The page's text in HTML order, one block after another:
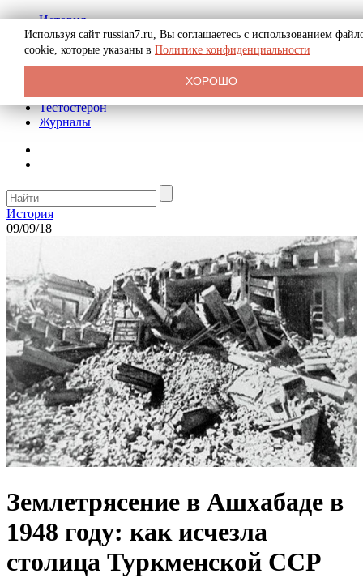
История
Биография
Криминал
Реклама на сайте
Тестостерон
Журналы
История
09/09/18
Землетрясение в Ашхабаде в
1948 году: как исчезла
столица Туркменской ССР
Используя сайт russian7.ru, Вы соглашаетесь с использованием
cookie, которые указаны в Политике конфиденциальности
ХОРОШО